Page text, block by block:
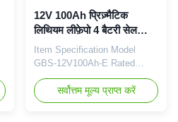
12V 100Ah प्रिज़्मैटिक
लिथियम लीफ़ेपो 4 बैटरी सेल
3.2v 100Ah
Item Specification Model
GBS-12V100Ah-E Rated
capacity 100Ah Nominal
voltage 12V Standard charge
rate 0.25C Fast charge rate
सर्वोत्तम मूल्य प्राप्त करें